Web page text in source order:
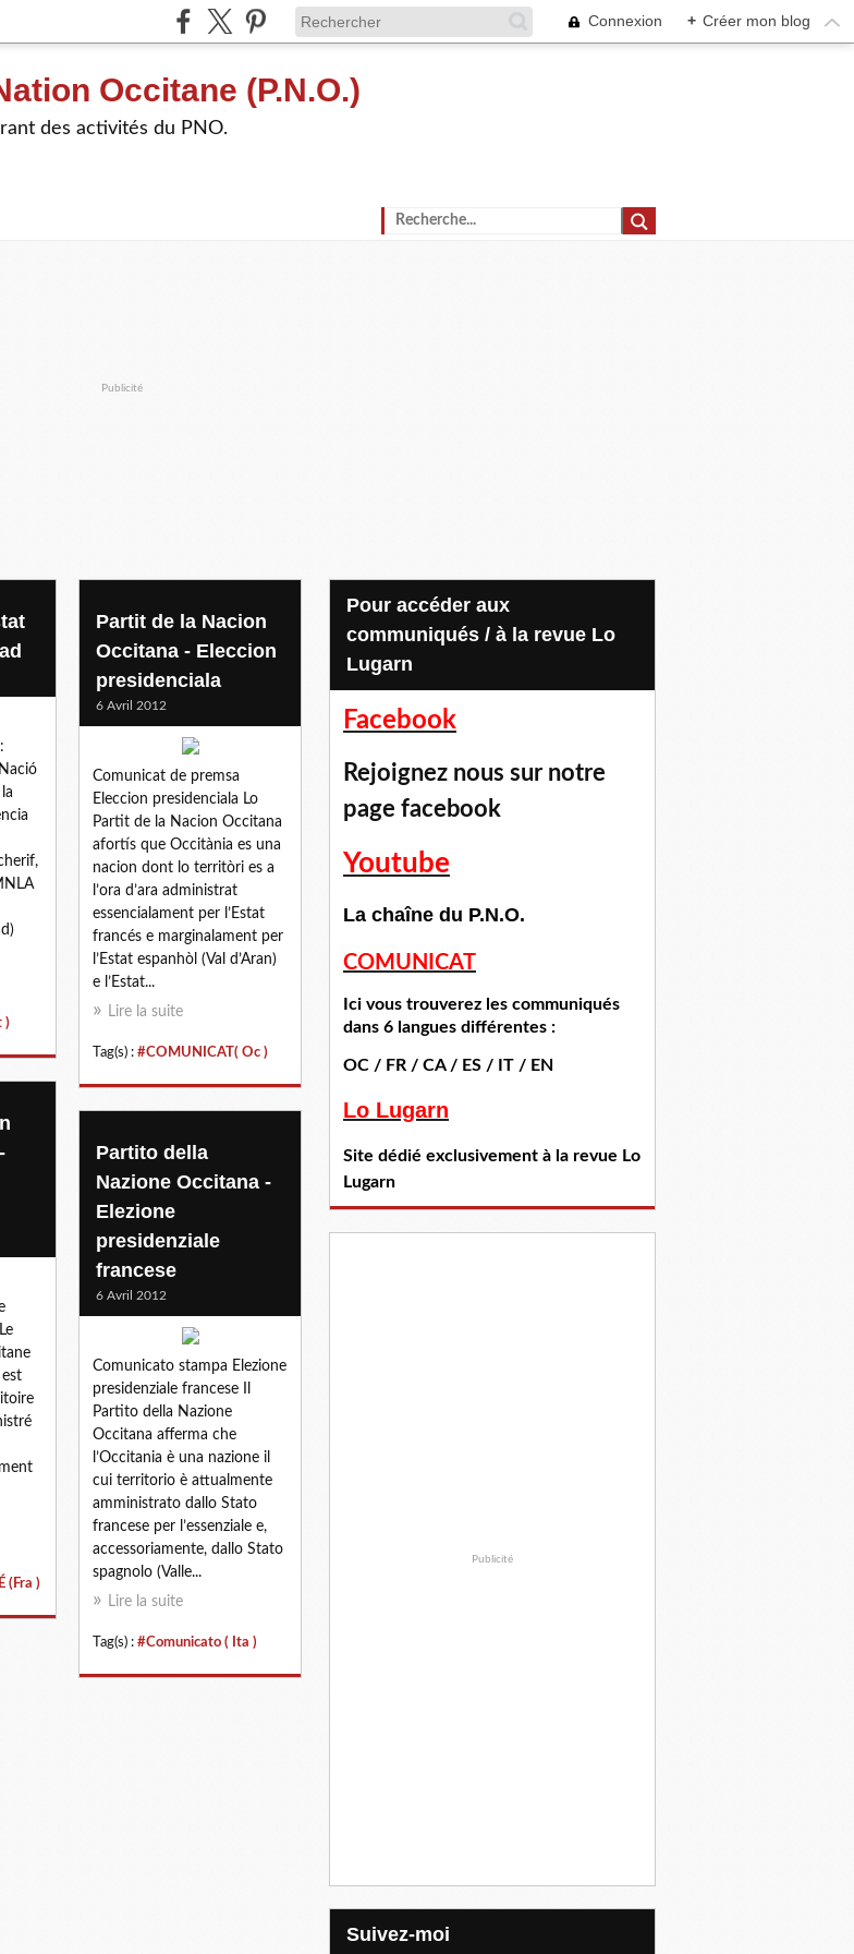
Connexion + Créer mon blog
Occitane (P.N.O.)
des activités du PNO.
Publicité
)
Partit de la Nacion
Occitana - Eleccion
presidenciala
6 Avril 2012
Comunicat de premsa
Eleccion presidenciala Lo
Partit de la Nacion Occitana
afortís que Occitània es una
nacion dont lo territòri es a
l’ora d’ara administrat
essencialament per l’Estat
francés e marginalament per
l’Estat espanhòl (Val d’Aran)
e l’Estat...
Lire la suite
Tag(s) : #COMUNICAT( Oc )
(Fra )
Partito della
Nazione Occitana -
Elezione
presidenziale
francese
6 Avril 2012
Comunicato stampa Elezione
presidenziale francese Il
Partito della Nazione
Occitana afferma che
l’Occitania è una nazione il
cui territorio è attualmente
amministrato dallo Stato
francese per l’essenziale e,
accessoriamente, dallo Stato
spagnolo (Valle...
Lire la suite
Tag(s) : #Comunicato ( Ita )
Pour accéder aux
communiqués / à la revue Lo
Lugarn
Facebook
Rejoignez nous sur notre
page facebook
Youtube
La chaîne du P.N.O.
COMUNICAT
Ici vous trouverez les communiqués
dans 6 langues différentes :
OC / FR / CA / ES / IT / EN
Lo Lugarn
Site dédié exclusivement à la revue Lo
Lugarn
Publicité
Suivez-moi